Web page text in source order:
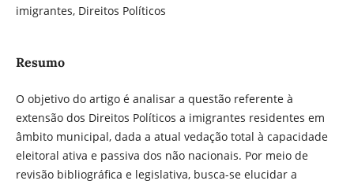
imigrantes, Direitos Políticos
Resumo
O objetivo do artigo é analisar a questão referente à
extensão dos Direitos Políticos a imigrantes residentes em
âmbito municipal, dada a atual vedação total à capacidade
eleitoral ativa e passiva dos não nacionais. Por meio de
revisão bibliográfica e legislativa, busca-se elucidar a